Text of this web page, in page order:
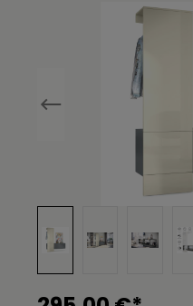
Bildergalerie überspringen